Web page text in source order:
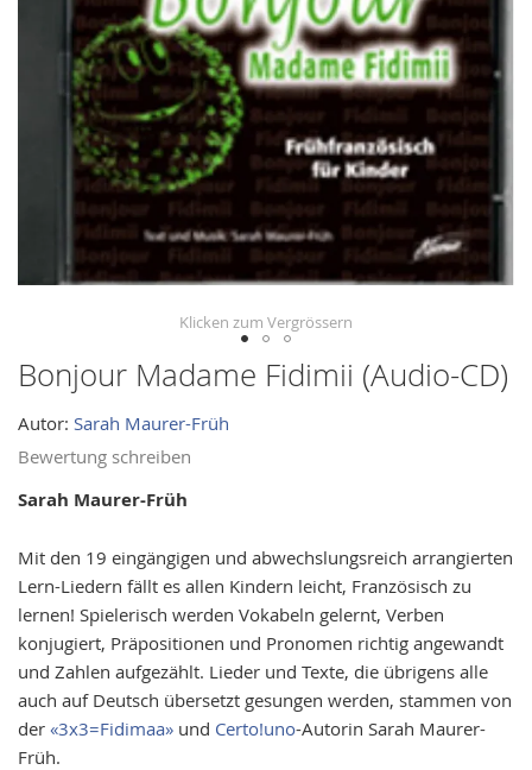
Bonjour Madame Fidimii (Audio-CD)
Autor: Sarah Maurer-Früh
Bewertung schreiben
Sarah Maurer-Früh
Mit den 19 eingängigen und abwechslungsreich arrangierten
Lern-Liedern fällt es allen Kindern leicht, Französisch zu
lernen! Spielerisch werden Vokabeln gelernt, Verben
konjugiert, Präpositionen und Pronomen richtig angewandt
und Zahlen aufgezählt. Lieder und Texte, die übrigens alle
auch auf Deutsch übersetzt gesungen werden, stammen von
der «3x3=Fidimaa» und Certo!uno-Autorin Sarah Maurer-
Früh.
gallery
Skip
the
beginning
the
gallery